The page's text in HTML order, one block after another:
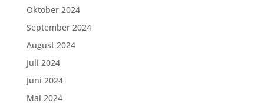
Oktober 2024
September 2024
August 2024
Juli 2024
Juni 2024
Mai 2024